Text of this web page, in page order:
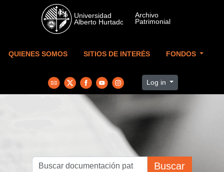
Skip to main content
QUIENES SOMOS SITIOS DE INTERÉS FONDOS
Log in
Buscar